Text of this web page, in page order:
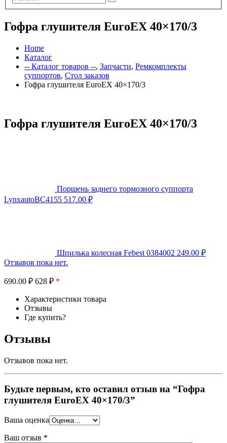
Гофра глушителя EuroEX 40×170/3
Home
Каталог
-- Каталог товаров --, Запчасти, Ремкомплекты
суппортов, Стол заказов
Гофра глушителя EuroEX 40×170/3
Гофра глушителя EuroEX 40×170/3
Поршень заднего тормозного суппорта
LynxautoBC4155 517.00 ₽
Шпилька колесная Febest 0384002 249.00 ₽
Отзывов пока нет.
690.00 ₽ 628 ₽ *
Характеристики товара
Отзывы
Где купить?
Отзывы
Отзывов пока нет.
Будьте первым, кто оставил отзыв на “Гофра
глушителя EuroEX 40×170/3”
Ваша оценка
Ваш отзыв *